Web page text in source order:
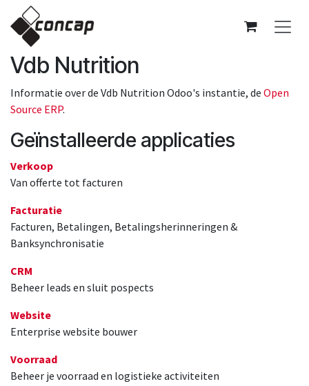
Overslaan naar inhoud
Vdb Nutrition
Informatie over de Vdb Nutrition Odoo's instantie, de Open
Source ERP.
Geïnstalleerde applicaties
Verkoop
Van offerte tot facturen
Facturatie
Facturen, Betalingen, Betalingsherinneringen &
Banksynchronisatie
CRM
Beheer leads en sluit pospects
Website
Enterprise website bouwer
Voorraad
Beheer je voorraad en logistieke activiteiten